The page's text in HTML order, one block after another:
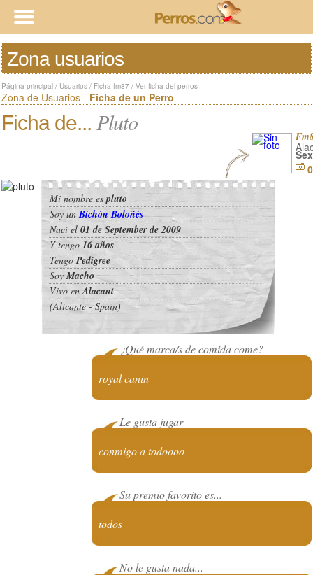
Zona usuarios
Página principal / Usuarios / Ficha fm87 / Ver ficha del perros
Zona de Usuarios - Ficha de un Perro
Ficha de... Pluto
Mi nombre espluto
Soy unBichón Boloñés
Nací el 01 de September de 2009
Y tengo 16 años
TengoPedigree
SoyMacho
Vivo enAlacant
(Alicante - Spain)
¿Qué marca/s de comida come?
royal canin
Le gusta jugar
conmigo a todoooo
Su premio favorito es...
todos
No le gusta nada...